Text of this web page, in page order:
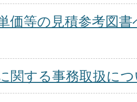
価等の見積参考図
関する事務取扱に